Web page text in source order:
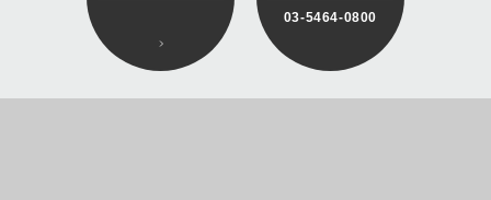
03-5464-0800